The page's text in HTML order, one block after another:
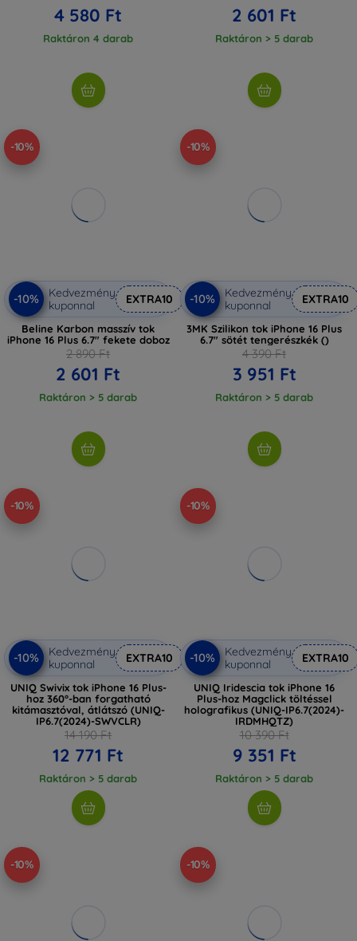
4 580 Ft
Raktáron 4 darab
2 601 Ft
Raktáron > 5 darab
-10%
-10%
Kedvezmény
kuponnal
EXTRA10
Beline Karbon masszív tok
iPhone 16 Plus 6.7" fekete doboz
2 890 Ft
2 601 Ft
Raktáron > 5 darab
-10%
-10%
Kedvezmény
kuponnal
EXTRA10
3MK Szilikon tok iPhone 16 Plus
6.7" sötét tengerészkék ()
4 390 Ft
3 951 Ft
Raktáron > 5 darab
-10%
-10%
Kedvezmény
kuponnal
EXTRA10
UNIQ Swivix tok iPhone 16 Plus-
hoz 360°-ban forgatható
kitámasztóval, átlátszó (UNIQ-
IP6.7(2024)-SWVCLR)
14 190 Ft
12 771 Ft
Raktáron > 5 darab
-10%
-10%
Kedvezmény
kuponnal
EXTRA10
UNIQ Iridescia tok iPhone 16
Plus-hoz Magclick töltéssel
holografikus (UNIQ-IP6.7(2024)-
IRDMHQTZ)
10 390 Ft
9 351 Ft
Raktáron > 5 darab
-10% -10%